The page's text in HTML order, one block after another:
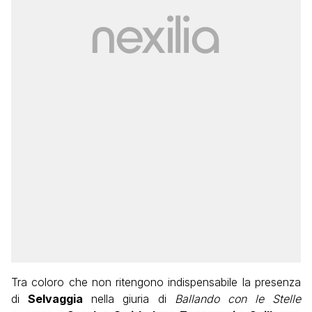
Tra coloro che non ritengono indispensabile la presenza
diSelvaggia nella giuria di
Ballando con le Stelle